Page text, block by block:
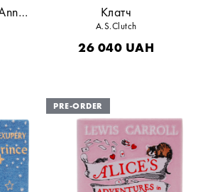
Клатч с вышевкой "Anna Karenina" Клатч
A.S.Clutch
26 040 UAH